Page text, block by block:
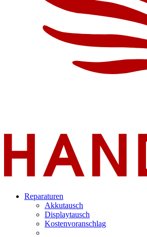
Reparaturen
Akkutausch
Displaytausch
Kostenvoranschlag